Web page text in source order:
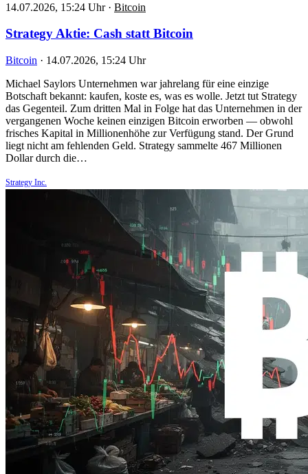
14.07.2026, 15:24 Uhr · Bitcoin
Strategy Aktie: Cash statt Bitcoin
Bitcoin · 14.07.2026, 15:24 Uhr
Michael Saylors Unternehmen war jahrelang für eine einzige
Botschaft bekannt: kaufen, koste es, was es wolle. Jetzt tut Strategy
das Gegenteil. Zum dritten Mal in Folge hat das Unternehmen in der
vergangenen Woche keinen einzigen Bitcoin erworben — obwohl
frisches Kapital in Millionenhöhe zur Verfügung stand. Der Grund
liegt nicht am fehlenden Geld. Strategy sammelte 467 Millionen
Dollar durch die…
Strategy Inc.